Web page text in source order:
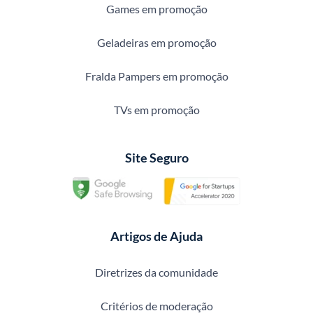
Games em promoção
Geladeiras em promoção
Fralda Pampers em promoção
TVs em promoção
Site Seguro
Artigos de Ajuda
Diretrizes da comunidade
Critérios de moderação